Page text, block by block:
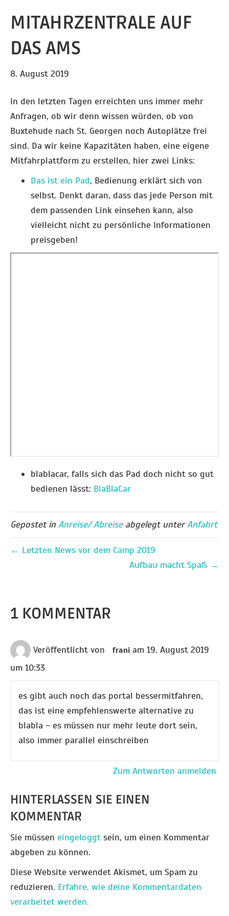
MITAHRZENTRALE AUF
DAS AMS
8. August 2019
In den letzten Tagen erreichten uns immer mehr
Anfragen, ob wir denn wissen würden, ob von
Buxtehude nach St. Georgen noch Autoplätze frei
sind. Da wir keine Kapazitäten haben, eine eigene
Mitfahrplattform zu erstellen, hier zwei Links:
Das ist ein Pad, Bedienung erklärt sich von
selbst. Denkt daran, dass das jede Person mit
dem passenden Link einsehen kann, also
vielleicht nicht zu persönliche Informationen
preisgeben!
blablacar, falls sich das Pad doch nicht so gut
bedienen lässt: BlaBlaCar
Gepostet in Anreise/ Abreiseabgelegt unterAnfahrt
← Letzten News vor dem Camp 2019
Aufbau macht Spaß →
1 KOMMENTAR
Veröffentlicht von frani am 19. August 2019
um 10:33
es gibt auch noch das portal bessermitfahren,
das ist eine empfehlenswerte alternative zu
blabla – es müssen nur mehr leute dort sein,
also immer parallel einschreiben
Zum Antworten anmelden
HINTERLASSEN SIE EINEN
KOMMENTAR
Sie müssen eingeloggt sein, um einen Kommentar
abgeben zu können.
Diese Website verwendet Akismet, um Spam zu
reduzieren. Erfahre, wie deine Kommentardaten
verarbeitet werden.